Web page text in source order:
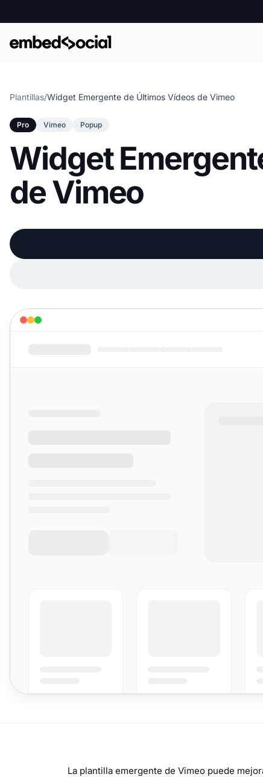
Plantillas/Widget Emergente de Últimos Vídeos de Vimeo
Pro Vimeo Popup
Widget
de Vimeo
La plantilla emergente de Vimeo puede